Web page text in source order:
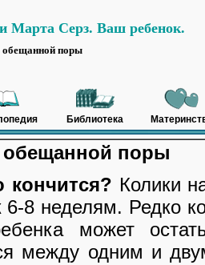
Марта Серз. Ваш ребенок.
обещанной поры
Библиотека
обещанной поры
кончится? Колики
6-8 неделям. Редко
может
между одним и